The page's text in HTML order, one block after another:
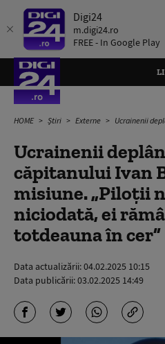
Digi24
m.digi24.ro
FREE - In Google Play
HOME Știri Externe Ucrainenii deplâng moartea
Ucrainenii
căpitanului Ivan
misiune. „Piloții
niciodată, ei
totdeauna în cer”
Data actualizării:04.02.2025 10:15
Data publicării:03.02.2025 14:49